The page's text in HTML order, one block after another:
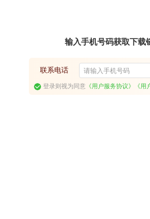
输入手机号码获取下载
联系电话
登录则视为同意《用户服务协议》 《用